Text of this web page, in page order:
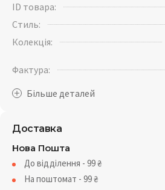
ID товара:
Стиль:
Колекція:
Фактура:
Доставка
Нова Пошта
До відділення - 99₴
На поштомат - 99₴